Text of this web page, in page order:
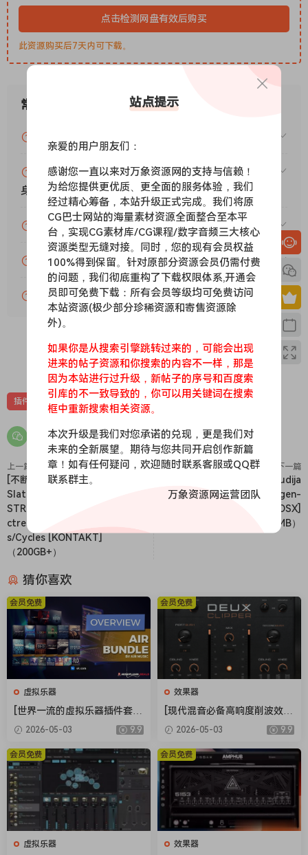
的工具，”Mikey Audio 的创始人 Michael 表示。 “无论你是为嘻
哈音乐翻录采样、为电影配乐设计音色，还是为现场表演切割循
环乐段，我相信 FlipCraft 都将成为你工作流程中不可或缺的一
部分。”
Mikey Audio is proud to launch FlipCraft, a cutting-edge
sample chopping plugin designed to empower producers,
beatmakers, and sound designers with unprecedented
control, flexibility, and speed. Starting today, users can
download the free trial and experience FlipCraft’s
advanced features firsthand.
FlipCraft elevates sample manipulation to a whole new
level. With intuitive controls and powerful under-thehood
tech, users can:
• View and interact with a high-resolution, zoomable
waveform
• Apply state-of-the-art stem separation, isolating drums,
bass, vocals, and “other” in real time
• Use intelligent beat detection to place slice points and
estimate tempo
chop, random chop, or manual drag)
• Trigger slices via 32 MIDI-assignable pads, with velocity
sensitivity and cut groups
• Route each slice to its own stereo output bus for
• Time-stretch and pitch each slice individually with
optional formant preservation
• Export both slices and stems as WAV files for use in any
DAW
• Work with dual decks to load and blend two audio files
simultaneously
• And much more — all wrapped in crisp, vector-based
graphics that scale smoothly at any size
“FlipCraft is the culmination of what I set out to build: a
tool that feels intuitive but delivers serious depth,” said
Michael, founder of Mikey Audio. “Whether you’re flipping
samples for hip-hop, designing textures for soundtracks,
or slicing loops for live performance, I believe FlipCraft will
become an indispensable part of your workflow.”
点击检测网盘有效后购买
此资源购买后7天内可下载。
常见问题
赞助包月VIP（或包年VIP）后能升级包年（或终
身VIP）吗？
为什么付款了未开通VIP会员？
账号可以分享或者借给别人用吗？
VIP会员剩余时间查询？
0 0
插件 效果器
上一篇
[不断更新：7套宝藏音源 全家桶]
Slate and Ash
STRINGS/RUINS/MIRRORS/Spe
ctres/Choreographs/Landform
s/Cycles [KONTAKT]
（200GB+）
下一篇
[高精度底鼓合成器] Audija
KickDrum v2.7.0 Incl. Keygen-
MOCHA [WiN, MacOSX]
（24MB+71MB）
猜你喜欢
虚拟乐器
[世界一流的虚拟乐器插件套
装] AIR Music Technology In
struments Bundle 2025-R2
R [WiN]（5.92GB）
2026-05-03 9.9
会员免费
效果器
[现代混音必备高响度削波效果
插件] Audioloom Maciel Aud
io Deux Clipper v1.0.0 [WiN,
MacOSX]（34.5MB+145MB)
2026-05-03 9.9
会员免费
虚拟乐器
会员免费
效果器
会员免费
站点提示
亲爱的用户朋友们：
感谢您一直以来对万象资源网的支持与信赖！
为给您提供更优质、更全面的服务体验，我们
经过精心筹备，本站升级正式完成。我们将原
CG巴士网站的海量素材资源全面整合至本平
台，实现CG素材库/CG课程/数字音频三大核心
资源类型无缝对接。同时，您的现有会员权益
100%得到保留。针对原部分资源会员仍需付费
的问题，我们彻底重构了下载权限体系,开通会
员即可免费下载：所有会员等级均可免费访问
本站资源(极少部分珍稀资源和寄售资源除
外)。
如果你是从搜索引擎跳转过来的，可能会出现
进来的帖子资源和你搜索的内容不一样，那是
因为本站进行过升级，新帖子的序号和百度索
引库的不一致导致的，你可以用关键词在搜索
框中重新搜索相关资源。
本次升级是我们对您承诺的兑现，更是我们对
未来的全新展望。期待与您共同开启创作新篇
章！如有任何疑问，欢迎随时联系客服或QQ群
联系群主。
万象资源网运营团队